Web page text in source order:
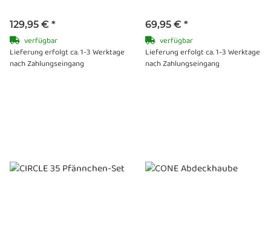
129,95 € *
verfügbar
Lieferung erfolgt ca. 1-3 Werktage
nach Zahlungseingang
69,95 € *
verfügbar
Lieferung erfolgt ca. 1-3 Werktage
nach Zahlungseingang